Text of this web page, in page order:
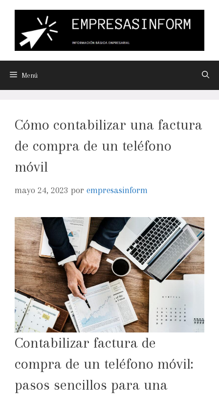
Menú
Cómo contabilizar una factura
de compra de un teléfono
móvil
mayo 24, 2023 por empresasinform
Contabilizar factura de
compra de un teléfono móvil:
pasos sencillos para una